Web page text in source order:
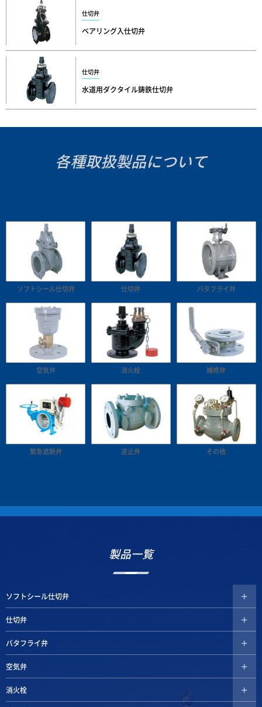
仕切弁
ベアリング入仕切弁
仕切弁
水道用ダクタイル鋳鉄仕切弁
各種取扱製品について
ソフトシール仕切弁 仕切弁 バタフライ弁
空気弁 消火栓 補修弁
緊急遮断弁 逆止弁 その他
製品一覧
ソフトシール仕切弁
仕切弁
バタフライ弁
空気弁
消火栓